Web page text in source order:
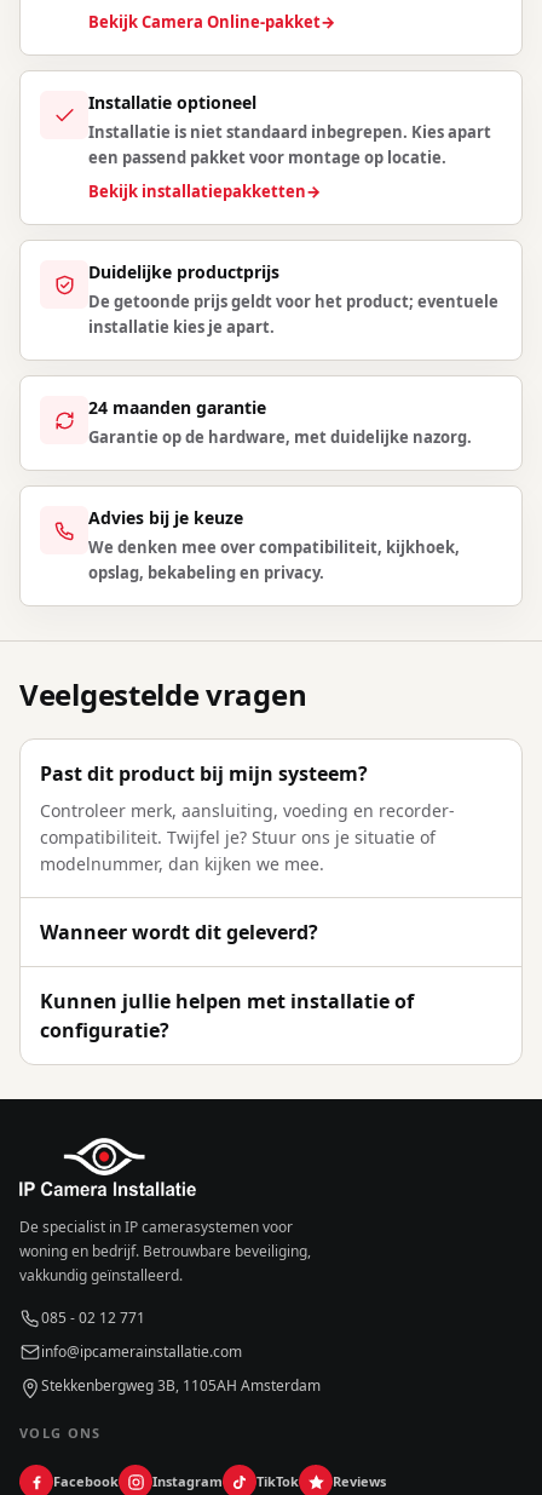
Bekijk Camera Online-pakket→
Installatie optioneel
Installatie is niet standaard inbegrepen. Kies apart
een passend pakket voor montage op locatie.
Bekijk installatiepakketten→
Duidelijke productprijs
De getoonde prijs geldt voor het product; eventuele
installatie kies je apart.
24 maanden garantie
Garantie op de hardware, met duidelijke nazorg.
Advies bij je keuze
We denken mee over compatibiliteit, kijkhoek,
opslag, bekabeling en privacy.
Veelgestelde vragen
Past dit product bij mijn systeem?
Controleer merk, aansluiting, voeding en recorder-
compatibiliteit. Twijfel je? Stuur ons je situatie of
modelnummer, dan kijken we mee.
Wanneer wordt dit geleverd?
Kunnen jullie helpen met installatie of
configuratie?
De specialist in IP camerasystemen voor
woning en bedrijf. Betrouwbare beveiliging,
vakkundig geïnstalleerd.
085 - 02 12 771
info@ipcamerainstallatie.com
Stekkenbergweg 3B, 1105AH Amsterdam
VOLG ONS
Facebook Instagram TikTok Reviews